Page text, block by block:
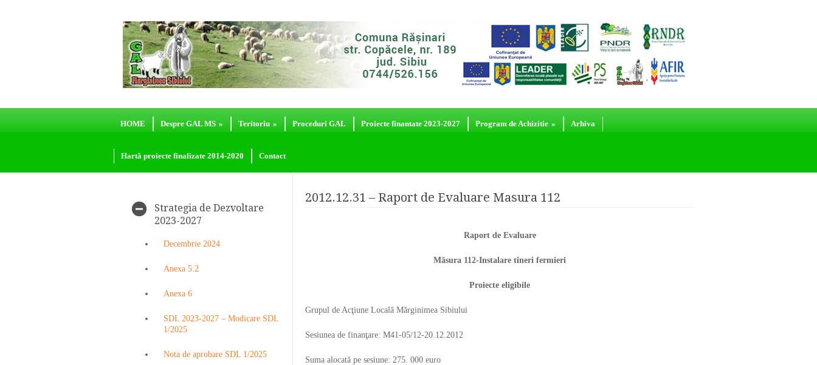
HOME Despre GAL MS » Teritoriu » Proceduri GAL Proiecte finantate 2023-2027 Program de Achizitie » Arhiva
Hartă proiecte finalizate 2014-2020 Contact
2012.12.31 – Raport de Evaluare Masura 112
Raport de Evaluare
Măsura 112-Instalare tineri fermieri
Proiecte eligibile
Grupul de Acţiune Locală Mărginimea Sibiului
Sesiunea de finanţare: M41-05/12-20.12.2012
Suma alocată pe sesiune: 275. 000 euro
Strategia de Dezvoltare
2023-2027
Decembrie 2024
Anexa 5.2
Anexa 6
SDL 2023-2027 – Modicare SDL
1/2025
Nota de aprobare SDL 1/2025